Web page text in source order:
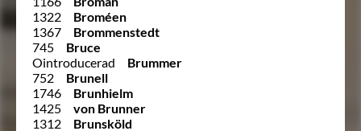
1322
Broméen
1367
Brommenstedt
745
Bruce
Ointroducerad
Brummer
752
Brunell
1746
Brunhielm
1425
von Brunner
1312
Brunsköld